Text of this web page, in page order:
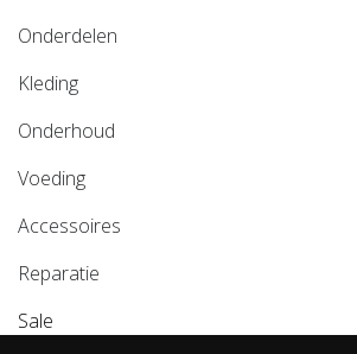
Onderdelen
Kleding
Onderhoud
Voeding
Accessoires
Reparatie
Sale